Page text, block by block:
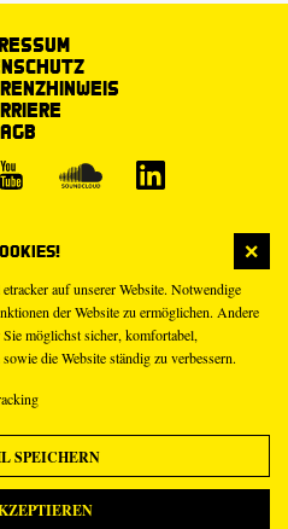
auf unserer Website. Notwendige
der Website zu ermöglichen. Andere
möglichst sicher, komfortabel,
die Website ständig zu verbessern.
SPEICHERN
AGB